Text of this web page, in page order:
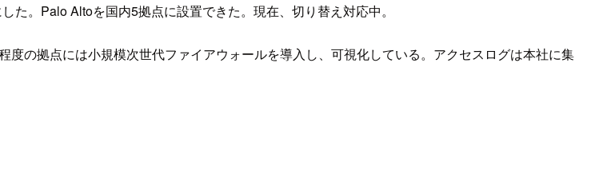
。Palo Altoを国内5拠点に設置できた。現在、切り替え対応中。
の拠点には小規模次世代ファイアウォールを導入し、可視化している。アクセスログは本社に集